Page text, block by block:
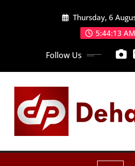
Thursday, 6
5:44:14 AM
Follow Us